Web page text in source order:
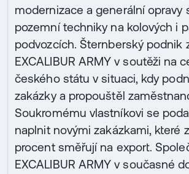
modernizace a generální opravy
pozemní techniky na kolových i
podvozcích. Šternberský podnik
EXCALIBUR ARMY v soutěži na
českého státu v situaci, kdy
zakázky a propouštěl
Soukromému vlastníkovi se
naplnit novými zakázkami, které
procent směřují na export.
EXCALIBUR ARMY v současné